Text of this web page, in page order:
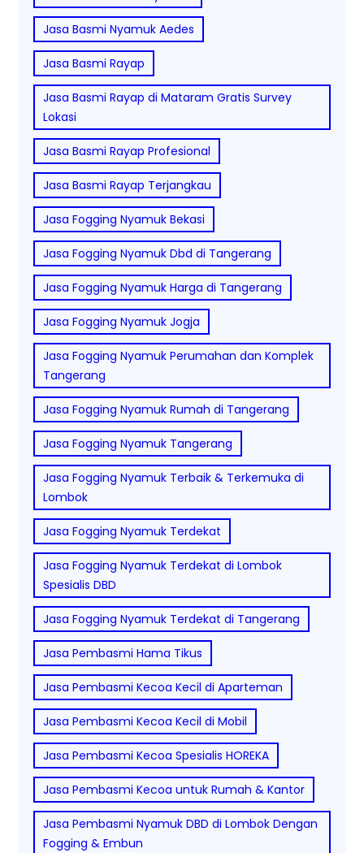
Jasa Basmi Nyamuk Aedes
Jasa Basmi Rayap
Jasa Basmi Rayap di Mataram Gratis Survey
Lokasi
Jasa Basmi Rayap Profesional
Jasa Basmi Rayap Terjangkau
Jasa Fogging Nyamuk Bekasi
Jasa Fogging Nyamuk Dbd di Tangerang
Jasa Fogging Nyamuk Harga di Tangerang
Jasa Fogging Nyamuk Jogja
Jasa Fogging Nyamuk Perumahan dan Komplek
Tangerang
Jasa Fogging Nyamuk Rumah di Tangerang
Jasa Fogging Nyamuk Tangerang
Jasa Fogging Nyamuk Terbaik & Terkemuka di
Lombok
Jasa Fogging Nyamuk Terdekat
Jasa Fogging Nyamuk Terdekat di Lombok
Spesialis DBD
Jasa Fogging Nyamuk Terdekat di Tangerang
Jasa Pembasmi Hama Tikus
Jasa Pembasmi Kecoa Kecil di Aparteman
Jasa Pembasmi Kecoa Kecil di Mobil
Jasa Pembasmi Kecoa Spesialis HOREKA
Jasa Pembasmi Kecoa untuk Rumah & Kantor
Jasa Pembasmi Nyamuk DBD di Lombok Dengan
Fogging & Embun